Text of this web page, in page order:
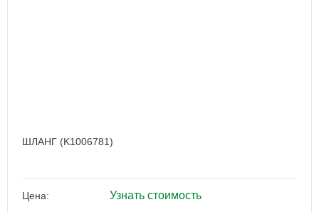
ШЛАНГ (K1006781)
Цена: Узнать стоимость